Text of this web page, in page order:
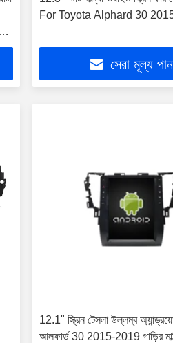
For Toyota Alphard 30
সেরা মূল্য পান
12.1" স্ক্রিন টেসলা উল্লম্ব
আলফার্ড 30 2015-2019 গাড়ির